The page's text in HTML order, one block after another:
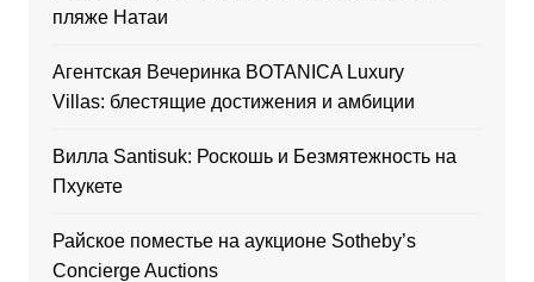
пляже Натаи
Агентская Вечеринка BOTANICA Luxury
Villas: блестящие достижения и амбиции
Вилла Santisuk: Роскошь и Безмятежность на
Пхукете
Райское поместье на аукционе Sotheby’s
Concierge Auctions